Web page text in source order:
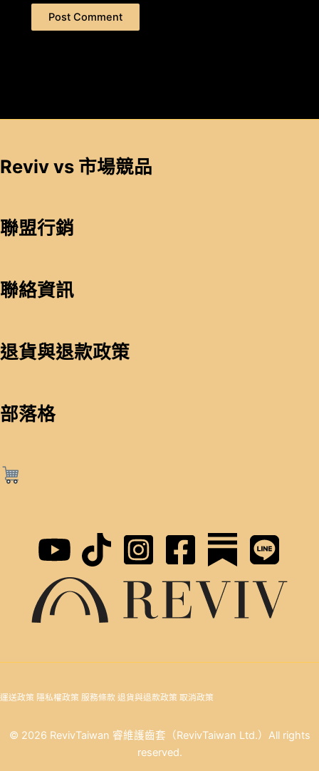
Reviv vs 市場競品
聯盟行銷
聯絡資訊
退貨與退款政策
部落格
運送政策 隱私權政策 服務條款 退貨與退款政策 取消政策
© 2026 RevivTaiwan 睿維護齒套（RevivTaiwan Ltd.）All rights
reserved.